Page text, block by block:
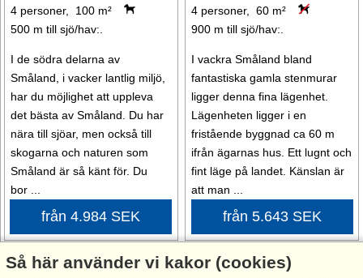
4 personer, 100 m²
500 m till sjö/hav:.
I de södra delarna av
Småland, i vacker lantlig miljö,
har du möjlighet att uppleva
det bästa av Småland. Du har
nära till sjöar, men också till
skogarna och naturen som
Småland är så känt för. Du
bor ...
från 4.984 SEK
4 personer, 60 m²
900 m till sjö/hav:.
I vackra Småland bland
fantastiska gamla stenmurar
ligger denna fina lägenhet.
Lägenheten ligger i en
fristående byggnad ca 60 m
ifrån ägarnas hus. Ett lugnt och
fint läge på landet. Känslan är
att man ...
från 5.643 SEK
Så här använder vi kakor (cookies)